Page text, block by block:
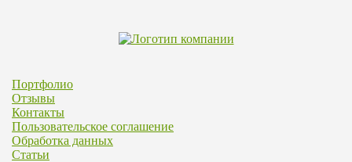
Портфолио
Отзывы
Контакты
Пользовательское соглашение
Обработка данных
Статьи